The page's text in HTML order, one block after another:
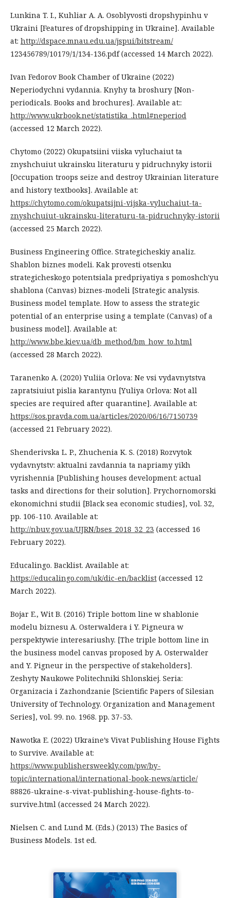
Lunkina T. I., Kuhliar A. A. Osoblyvosti dropshypinhu v
Ukraini [Features of dropshipping in Ukraine]. Available
at: http://dspace.mnau.edu.ua/jspui/bitstream/
123456789/10179/1/134-136.pdf (accessed 14 March 2022).
Ivan Fedorov Book Chamber of Ukraine (2022)
Neperiodychni vydannia. Knyhy ta broshury [Non-
periodicals. Books and brochures]. Available at::
http://www.ukrbook.net/statistika_.html#neperiod
(accessed 12 March 2022).
Chytomo (2022) Okupatsiini viiska vyluchaiut ta
znyshchuiut ukrainsku literaturu y pidruchnyky istorii
[Occupation troops seize and destroy Ukrainian literature
and history textbooks]. Available at:
https://chytomo.com/okupatsijni-vijska-vyluchaiut-ta-
znyshchuiut-ukrainsku-literaturu-ta-pidruchnyky-istorii
(accessed 25 March 2022).
Business Engineering Office. Strategicheskiy analiz.
Shablon biznes modeli. Kak provesti otsenku
strategicheskogo potentsiala predpriyatiya s pomoshch'yu
shablona (Canvas) biznes-modeli [Strategic analysis.
Business model template. How to assess the strategic
potential of an enterprise using a template (Canvas) of a
business model]. Available at:
http://www.bbe.kiev.ua/db_method/bm_how_to.html
(accessed 28 March 2022).
Taranenko A. (2020) Yuliia Orlova: Ne vsi vydavnytstva
zapratsiuiut pislia karantynu [Yuliya Orlova: Not all
species are required after quarantine]. Available at:
https://sos.pravda.com.ua/articles/2020/06/16/7150739
(accessed 21 February 2022).
Shenderivska L. P., Zhuchenia K. S. (2018) Rozvytok
vydavnytstv: aktualni zavdannia ta napriamy yikh
vyrishennia [Publishing houses development: actual
tasks and directions for their solution]. Prychornomorski
ekonomichni studii [Black sea economic studies], vol. 32,
pp. 106-110. Available at:
http://nbuv.gov.ua/UJRN/bses_2018_32_23 (accessed 16
February 2022).
Educalingo. Backlist. Available at:
https://educalingo.com/uk/dic-en/backlist (accessed 12
March 2022).
Bojar E., Wit B. (2016) Triple bottom line w shablonie
modelu biznesu A. Osterwaldera i Y. Pigneura w
perspektywie interesariushy. [The triple bottom line in
the business model canvas proposed by A. Osterwalder
and Y. Pigneur in the perspective of stakeholders].
Zeshyty Naukowe Politechniki Shlonskiej. Seria:
Organizacia i Zazhondzanie [Scientific Papers of Silesian
University of Technology. Organization and Management
Series], vol. 99. no. 1968. pp. 37-53.
Nawotka E. (2022) Ukraine’s Vivat Publishing House Fights
to Survive. Available at:
https://www.publishersweekly.com/pw/by-
topic/international/international-book-news/article/
88826-ukraine-s-vivat-publishing-house-fights-to-
survive.html (accessed 24 March 2022).
Nielsen C. and Lund M. (Eds.) (2013) The Basics of
Business Models. 1st ed.